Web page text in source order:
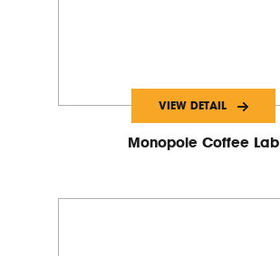
VIEW DETAIL
Monopole Coffee Lab